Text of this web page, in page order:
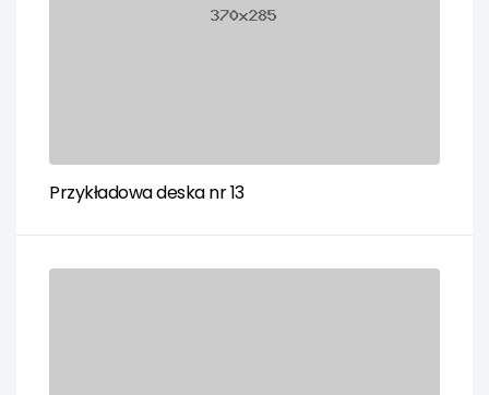
Przykładowa deska nr 13